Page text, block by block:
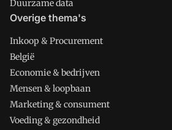
Duurzame data
Overige thema's
Inkoop & Procurement
België
Economie & bedrijven
Mensen & loopbaan
Marketing & consument
Voeding & gezondheid